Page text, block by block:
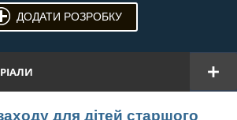
ДОДАТИ РОЗРОБКУ
для дітей старшого